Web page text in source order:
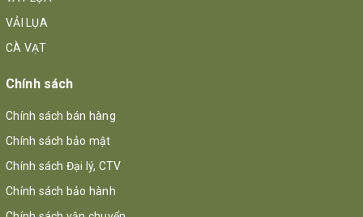
VẢI LỤA
CÀ VẠT
Chính sách
Chính sách bán hàng
Chính sách bảo mật
Chính sách Đại lý, CTV
Chính sách bảo hành